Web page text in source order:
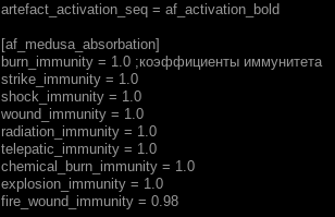
artefact_activation_seq = af_activation_bold
[af_medusa_absorbation]
burn_immunity = 1.0 ;коэффициенты иммунитета
strike_immunity = 1.0
shock_immunity = 1.0
wound_immunity = 1.0
radiation_immunity = 1.0
telepatic_immunity = 1.0
chemical_burn_immunity = 1.0
explosion_immunity = 1.0
fire_wound_immunity = 0.98